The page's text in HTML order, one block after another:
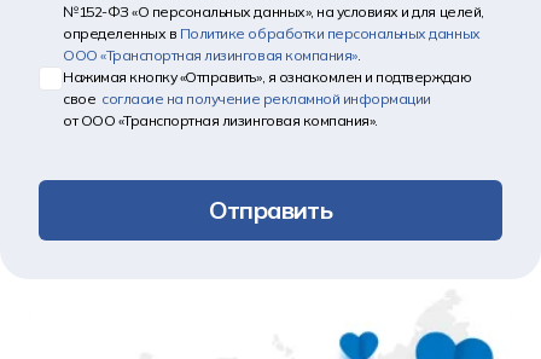
№152-ФЗ «О персональных данных», на условиях и для целей,
определенных в Политике обработки персональных данных
ООО «Транспортная лизинговая компания».
Нажимая кнопку «Отправить», я ознакомлен и подтверждаю
свое согласие на получение рекламной информации
от ООО «Транспортная лизинговая компания».
Отправить
Другие новости